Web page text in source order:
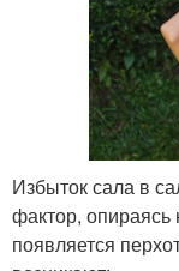
Избыток сала в
фактор,
появляется